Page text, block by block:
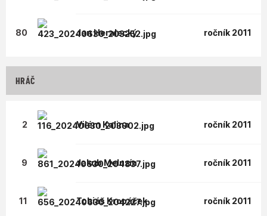
80 JanHeralecký ročník 2011
HRÁČ
2 VilémKalina ročník 2011
9 JakubMeluzín ročník 2011
11 Tobiáš Kropáček ročník 2011